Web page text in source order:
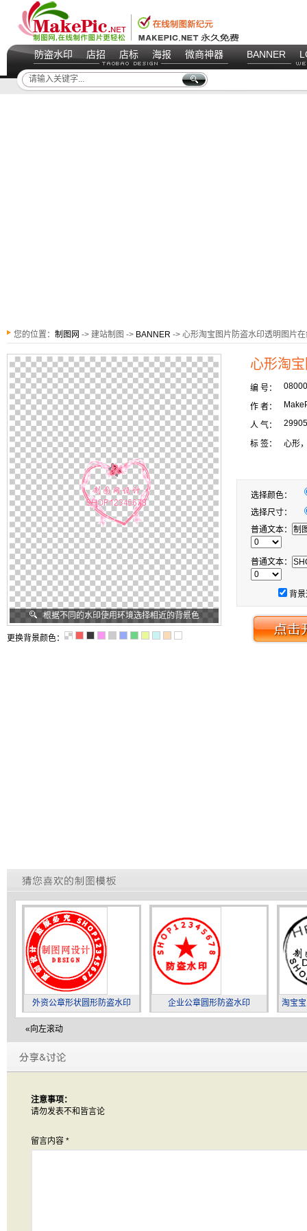
防盗水印 店招 店标 海报 微商神器 BANNER
您的位置： 制图网 -> 建站制图 -> BANNER -> 心形淘宝图片防盗水印透明图片
根据不同的水印使用环境选择相近的背景色
更换背景颜色：
心形淘
编 号：
作 者：
人 气： 29905
标 签： 心形
选择颜色：
选择尺寸：
普通文本：
普通文本：
背
外资公章形状圆形防盗水印 企业公章圆形防盗水印 淘宝
«向左滚动
注意事项：
请勿发表不和皆言论
留言内容 *